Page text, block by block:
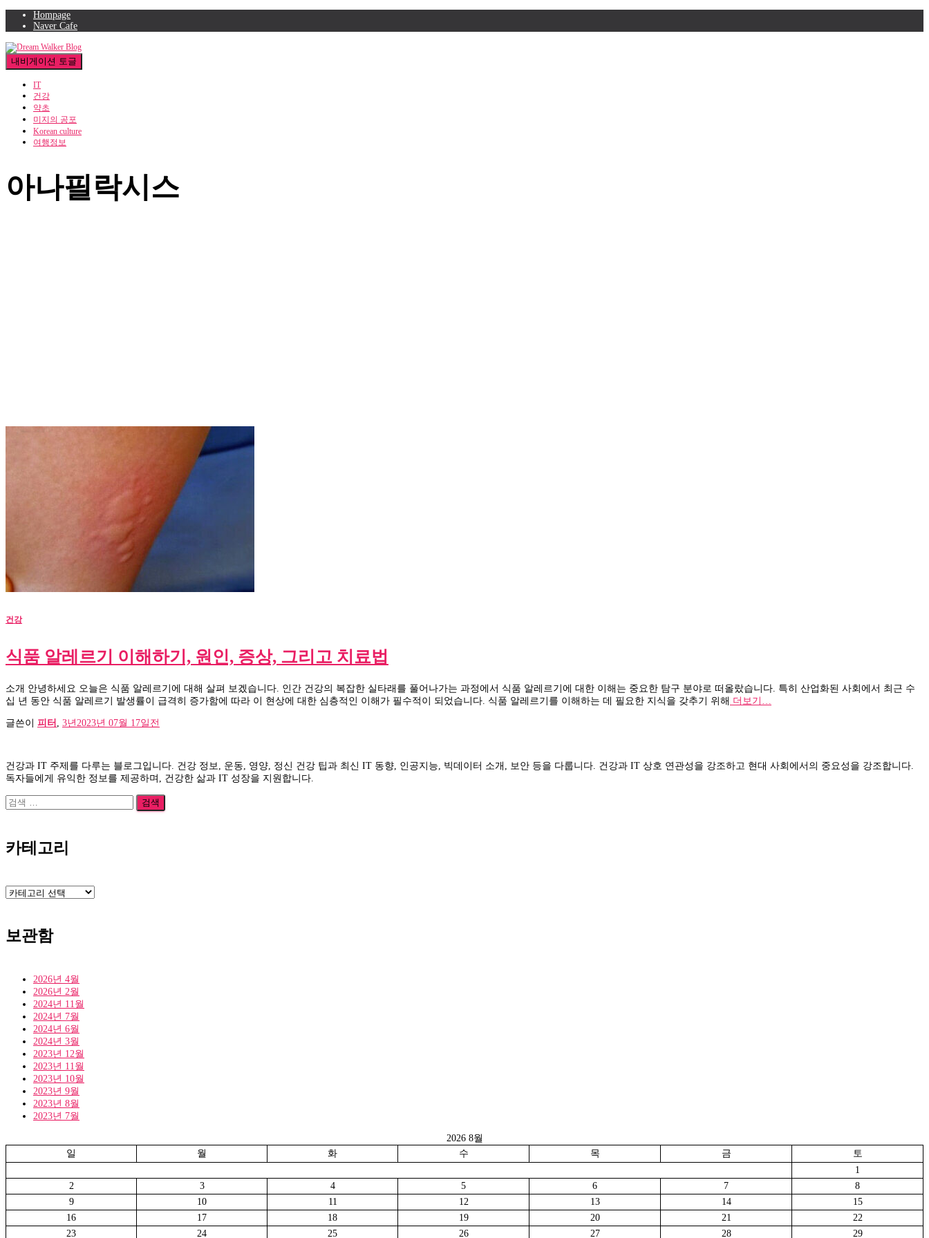
Hompage
Naver Cafe
내비게이션 토글
IT
건강
약초
미지의 공포
Korean culture
여행정보
아나필락시스
건강
식품 알레르기 이해하기, 원인, 증상, 그리고 치료법
소개 안녕하세요 오늘은 식품 알레르기에 대해 살펴 보겠습니다. 인간 건강의 복잡한 실타래를 풀어나가는 과정에서 식품 알레르기에 대한 이해는 중요한 탐구 분야로 떠올랐습니다. 특히 산업화된 사회에서 최근 수
십 년 동안 식품 알레르기 발생률이 급격히 증가함에 따라 이 현상에 대한 심층적인 이해가 필수적이 되었습니다. 식품 알레르기를 이해하는 데 필요한 지식을 갖추기 위해 더보기…
글쓴이 피터 3년 2023년 07월 17일 전
건강과 IT 주제를 다루는 블로그입니다. 건강 정보, 운동, 영양, 정신 건강 팁과 최신 IT 동향, 인공지능, 빅데이터 소개, 보안 등을 다룹니다. 건강과 IT 상호 연관성을 강조하고 현대 사회에서의 중요성을 강조합니다.
독자들에게 유익한 정보를 제공하며, 건강한 삶과 IT 성장을 지원합니다.
검
색:
카테고리
카
리
보관함
2026년 4월
2026년 2월
2024년 11월
2024년 7월
2024년 6월
2024년 3월
2023년 12월
2023년 11월
2023년 10월
2023년 9월
2023년 8월
2023년 7월
2026 8월
일
월 화 수 목 금
토
1
2
3 4 5 6 7
8
9
10 11 12 13 14
15
16
17 18 19 20 21
22
23
24 25 26 27 28 29